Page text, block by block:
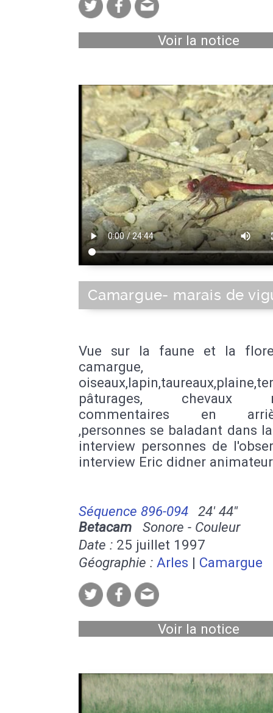
Voir la notice
Camargue- marais de
Vue sur la faune et la
camargue,
pâturages, chevaux
commentaires en
,personnes se baladant dans
interview personnes de
interview Eric didner
Séquence 896-094
24' 44''
Betacam Sonore - Couleur
Date : 25 juillet 1997
Géographie : Arles | Camargue
Voir la notice